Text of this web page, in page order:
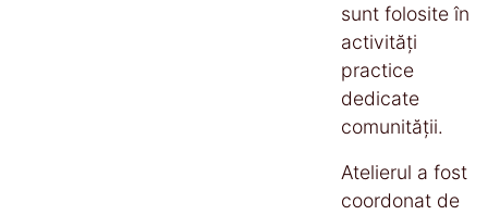
sunt folosite în
activități
practice
dedicate
comunității.
Atelierul a fost
coordonat de